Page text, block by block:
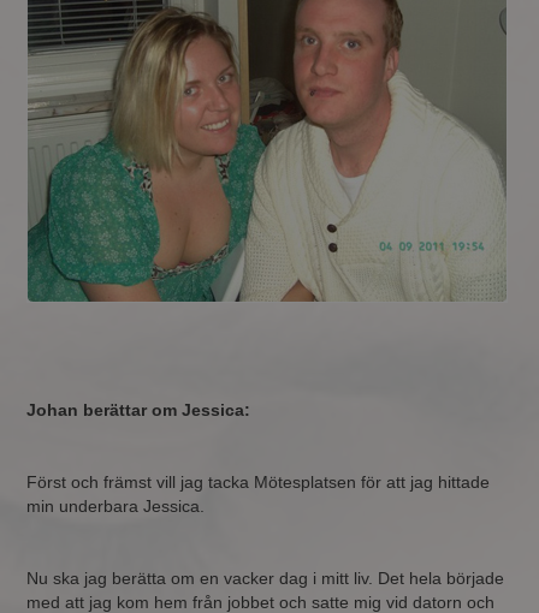
Johan berättar om Jessica:
Först och främst vill jag tacka Mötesplatsen för att jag hittade
min underbara Jessica.
Nu ska jag berätta om en vacker dag i mitt liv. Det hela började
med att jag kom hem från jobbet och satte mig vid datorn och